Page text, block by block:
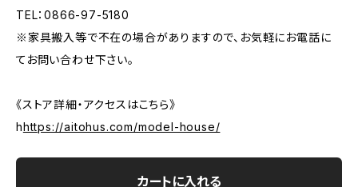
TEL：0866-97-5180
※家具搬入等で不在の場合がありますので、お気軽にお電話に
てお問い合わせ下さい。
《ストア詳細・アクセスはこちら》
hhttps://aitohus.com/model-house/
カートに入れる